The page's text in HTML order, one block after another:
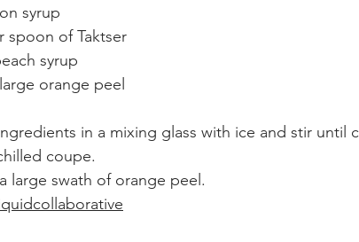
syrup
spoon of Taktser
syrup
orange peel
in a mixing glass with ice and stir until
coupe.
large swath of orange peel.